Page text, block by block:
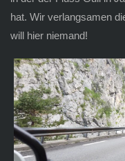
hat. Wir verlangsamen
will hier niemand!